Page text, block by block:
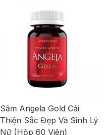
Sâm Angela Gold Cải
Thiện Sắc Đẹp Và Sinh Lý
Nữ (Hộp 60 Viên)